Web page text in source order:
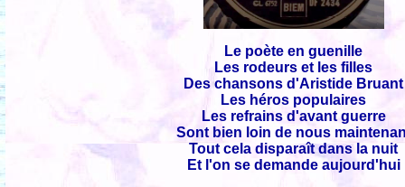
Le poète en guenille
Les rodeurs et les filles
Des chansons d'Aristide Bruant
Les héros populaires
Les refrains d'avant guerre
Sont bien loin de nous
Tout cela disparaît dans la nuit
Et l'on se demande aujourd'hui